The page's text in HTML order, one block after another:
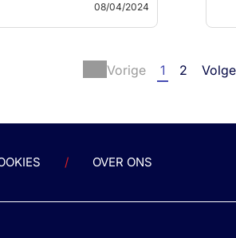
Het
van
RNAi
and Durable
in APOC3 and
Severe
08/04/2024
Vorige 1 2
OVER ONS